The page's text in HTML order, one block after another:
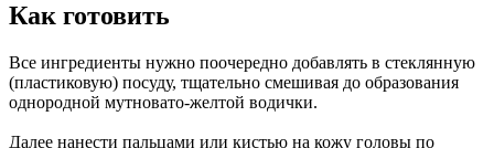
Как готовить
Все ингредиенты нужно поочередно добавлять в стеклянную
(пластиковую) посуду, тщательно смешивая до образования
однородной мутновато-желтой водички.
Далее нанести пальцами или кистью на кожу головы по